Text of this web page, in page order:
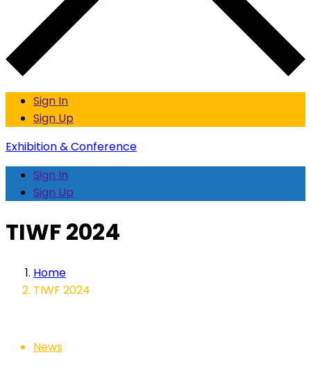
Sign In
Sign Up
Exhibition & Conference
Sign In
Sign Up
TIWF 2024
Home
TIWF 2024
News